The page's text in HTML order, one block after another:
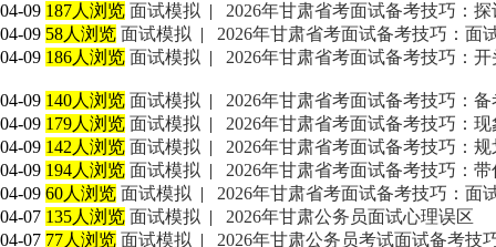
04-09 187人浏览 面试模拟 |
2026年甘肃省考面试备考技巧：
04-09 58人浏览 面试模拟 |
2026年甘肃省考面试备考技巧：面
04-09 186人浏览 面试模拟 | 2026年甘肃省考面试备考技巧：
04-09 140人浏览 面试模拟 |
2026年甘肃省考面试备考技巧：
04-09 179人浏览 面试模拟 |
2026年甘肃省考面试备考技巧：
04-09 142人浏览 面试模拟 |
2026年甘肃省考面试备考技巧：
04-09 194人浏览 面试模拟 |
2026年甘肃省考面试备考技巧：
04-09 60人浏览 面试模拟 |
2026年甘肃省考面试备考技巧：面
04-07 135人浏览 面试模拟 |
2026年甘肃公务员面试心理误区
04-07 77人浏览 面试模拟 |
2026年甘肃公务员考试面试备考技